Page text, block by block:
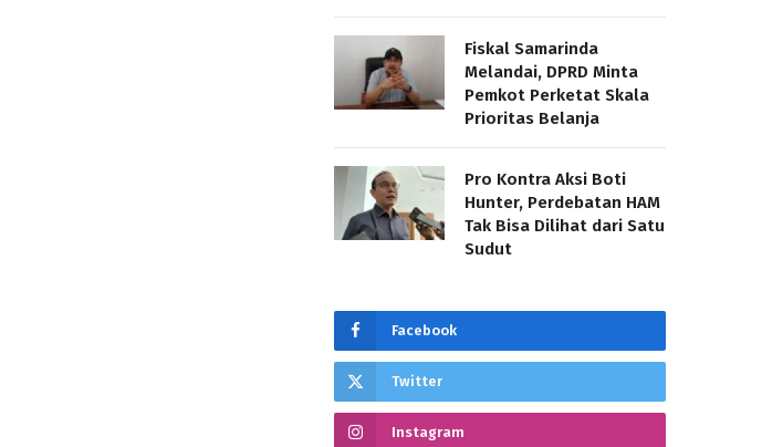
Fiskal Samarinda
Melandai, DPRD Minta
Pemkot Perketat Skala
Prioritas Belanja
Pro Kontra Aksi Boti
Hunter, Perdebatan HAM
Tak Bisa Dilihat dari Satu
Sudut
Facebook
Twitter
Instagram